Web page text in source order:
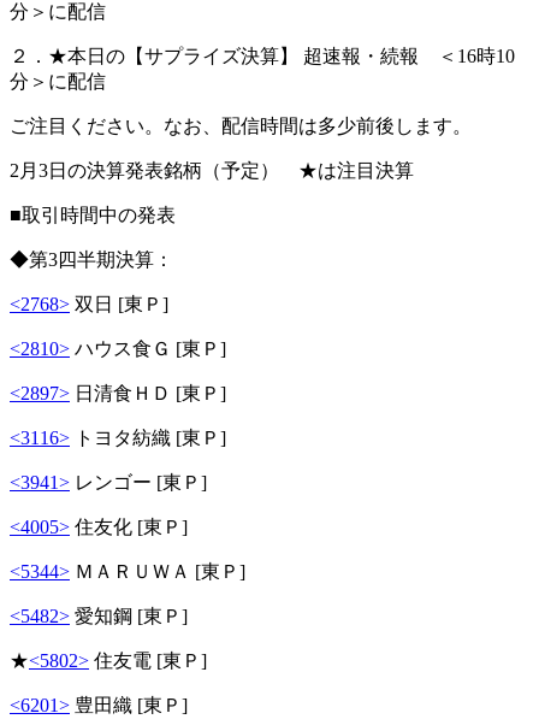
分＞に配信
２．★本日の【サプライズ決算】 超速報・続報 ＜16時10
分＞に配信
ご注目ください。なお、配信時間は多少前後します。
2月3日の決算発表銘柄（予定） ★は注目決算
■取引時間中の発表
◆第3四半期決算：
<2768> 双日 [東Ｐ]
<2810> ハウス食Ｇ [東Ｐ]
<2897> 日清食ＨＤ [東Ｐ]
<3116> トヨタ紡織 [東Ｐ]
<3941> レンゴー [東Ｐ]
<4005> 住友化 [東Ｐ]
<5344> ＭＡＲＵＷＡ [東Ｐ]
<5482> 愛知鋼 [東Ｐ]
★<5802> 住友電 [東Ｐ]
<6201> 豊田織 [東Ｐ]